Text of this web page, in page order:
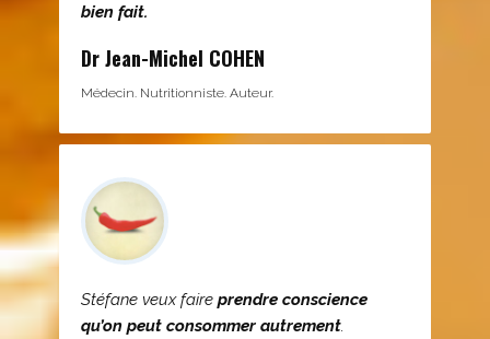
bien fait.
Dr Jean-Michel COHEN
Médecin. Nutritionniste. Auteur.
Stéfane veux faire prendre conscience
qu’on peut consommer autrement.